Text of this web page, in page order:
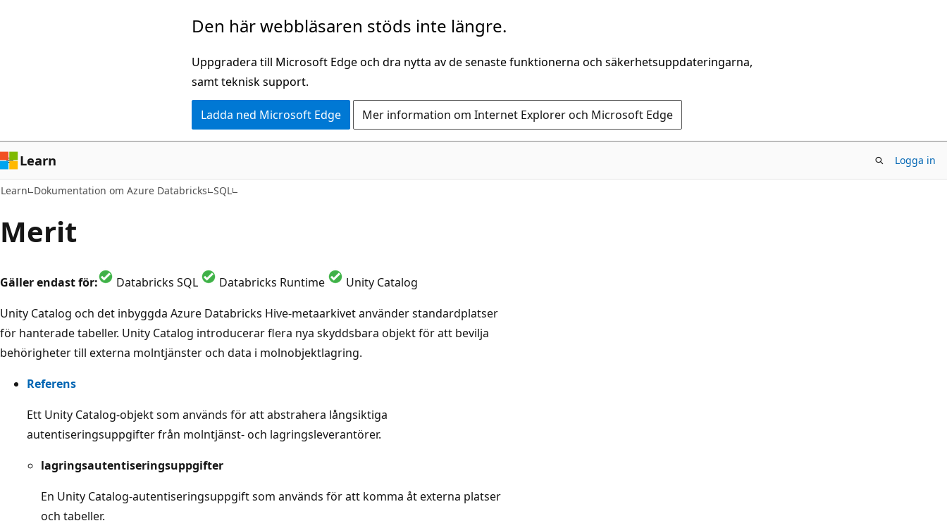
Den här webbläsaren stöds inte längre.
Uppgradera till Microsoft Edge och dra nytta av de senaste funktionerna och säkerhetsuppdateringarna,
samt teknisk support.
Ladda ned Microsoft Edge Mer information om Internet Explorer och Microsoft Edge
Learn Logga in
Learn Dokumentation om Azure Databricks SQL
Merit
Gäller endast för: Databricks SQL Databricks Runtime
Unity Catalog
Unity Catalog och det inbyggda Azure Databricks Hive-metaarkivet använder standardplatser
för hanterade tabeller. Unity Catalog introducerar flera nya skyddsbara objekt för att bevilja
behörigheter till externa molntjänster och data i molnobjektlagring.
Referens
Ett Unity Catalog-objekt som används för att abstrahera långsiktiga
autentiseringsuppgifter från molntjänst- och lagringsleverantörer.
lagringsautentiseringsuppgifter
En Unity Catalog-autentiseringsuppgift som används för att komma åt externa platser
och tabeller.